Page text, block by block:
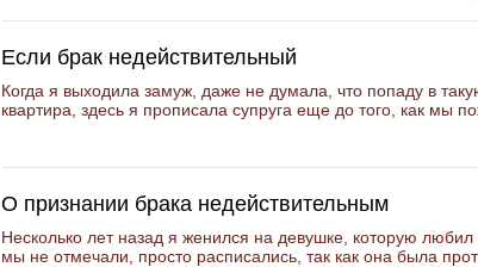
Если брак недействительный
Когда я выходила замуж, даже не думала, что попаду в
квартира, здесь я прописала супруга еще до того, как мы
О признании брака недействительным
Несколько лет назад я женился на девушке, которую
мы не отмечали, просто расписались, так как она была